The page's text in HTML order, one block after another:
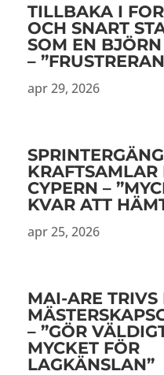
TILLBAKA I
OCH SNART
SOM EN
–
apr 29, 2026
SPRINTERGÄNG
KRAFTSAMLAR
CYPERN –
KVAR ATT
apr 25, 2026
MAI-ARE TRIVS
– ”GÖR
MYCKET FÖR
LAGKÄNSLAN”